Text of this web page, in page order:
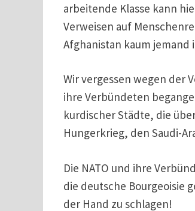
arbeitende Klasse kann
Verweisen auf
Afghanistan kaum jemand
Wir vergessen wegen der
ihre Verbündeten
kurdischer Städte, die
Hungerkrieg, den Saudi-
Die NATO und ihre
die deutsche Bourgeoisie
der Hand zu schlagen!